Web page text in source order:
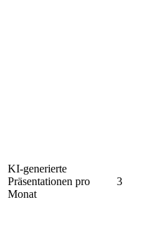
KI-generierte
Präsentationen pro
Monat
3